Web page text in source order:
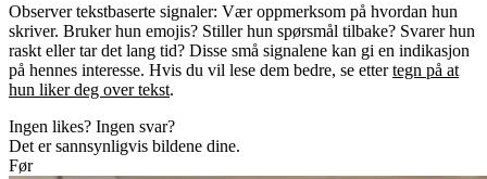
Observer tekstbaserte signaler: Vær oppmerksom på hvordan hun
skriver. Bruker hun emojis? Stiller hun spørsmål tilbake? Svarer hun
raskt eller tar det lang tid? Disse små signalene kan gi en indikasjon
på hennes interesse. Hvis du vil lese dem bedre, se ettertegn på at
hun liker deg over tekst.
Ingen likes? Ingen svar?
Det er sannsynligvis bildene dine.
Før